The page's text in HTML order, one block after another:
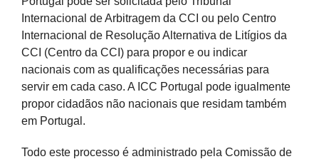
Internacional de Arbitragem da CCI ou pelo Centro
Internacional de Resolução Alternativa de Litígios da
CCI (Centro da CCI) para propor e ou indicar
nacionais com as qualificações necessárias para
servir em cada caso. A ICC Portugal pode igualmente
propor cidadãos não nacionais que residam também
em Portugal.
Todo este processo é administrado pela Comissão de